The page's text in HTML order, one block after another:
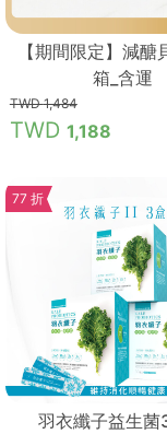
【期間限定】減醣
箱_含運
1,484
1,188
77 折
羽衣纖子益生菌